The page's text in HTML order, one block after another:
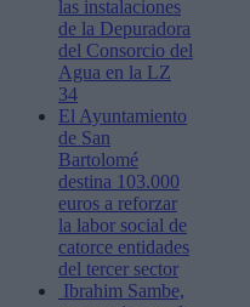
las instalaciones
de la Depuradora
del Consorcio del
Agua en la LZ
34
El Ayuntamiento
de San
Bartolomé
destina 103.000
euros a reforzar
la labor social de
catorce entidades
del tercer sector
Ibrahim Sambe,